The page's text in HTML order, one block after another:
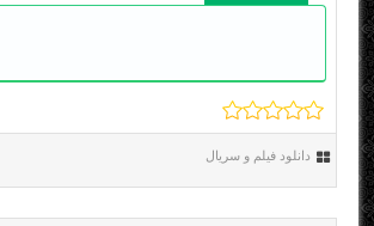
دانلود فیلم و سریال